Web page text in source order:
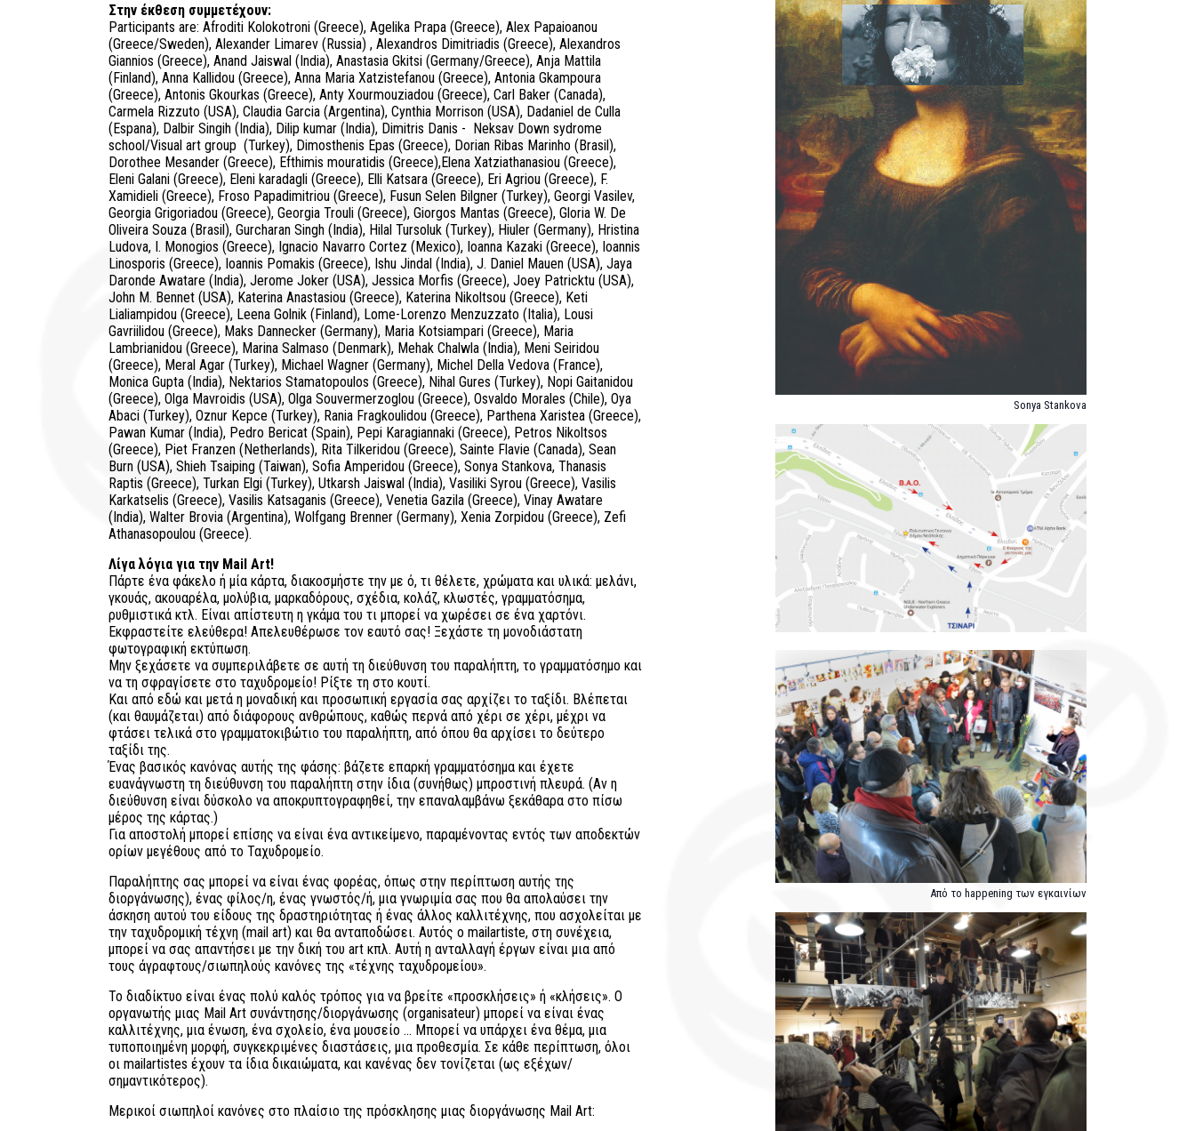
Στην έκθεση συμμετέχουν:
Participants are: Afroditi Kolokotroni (Greece), Agelika Prapa (Greece), Alex Papaioanou
(Greece/Sweden), Alexander Limarev (Russia) , Alexandros Dimitriadis (Greece), Alexandros
Giannios (Greece), Anand Jaiswal (India), Anastasia Gkitsi (Germany/Greece), Anja Mattila
(Finland), Anna Kallidou (Greece), Anna Maria Xatzistefanou (Greece), Antonia Gkampoura
(Greece), Antonis Gkourkas (Greece), Anty Xourmouziadou (Greece), Carl Baker (Canada),
Carmela Rizzuto (USA), Claudia Garcia (Argentina), Cynthia Morrison (USA), Dadaniel de Culla
(Espana), Dalbir Singih (India), Dilip kumar (India), Dimitris Danis - Neksav Down sydrome
school/Visual art group (Turkey), Dimosthenis Epas (Greece), Dorian Ribas Marinho (Brasil),
Dorothee Mesander (Greece), Efthimis mouratidis (Greece),Elena Xatziathanasiou (Greece),
Eleni Galani (Greece), Eleni karadagli (Greece), Elli Katsara (Greece), Eri Agriou (Greece), F.
Xamidieli (Greece), Froso Papadimitriou (Greece), Fusun Selen Bilgner (Turkey), Georgi Vasilev,
Georgia Grigoriadou (Greece), Georgia Trouli (Greece), Giorgos Mantas (Greece), Gloria W. De
Oliveira Souza (Brasil), Gurcharan Singh (India), Hilal Tursoluk (Turkey), Hiuler (Germany), Hristina
Ludova, I. Monogios (Greece), Ignacio Navarro Cortez (Mexico), Ioanna Kazaki (Greece), Ioannis
Linosporis (Greece), Ioannis Pomakis (Greece), Ishu Jindal (India), J. Daniel Mauen (USA), Jaya
Daronde Awatare (India), Jerome Joker (USA), Jessica Morfis (Greece), Joey Patricktu (USA),
John M. Bennet (USA), Katerina Anastasiou (Greece), Katerina Nikoltsou (Greece), Keti
Lialiampidou (Greece), Leena Golnik (Finland), Lome-Lorenzo Menzuzzato (Italia), Lousi
Gavriilidou (Greece), Maks Dannecker (Germany), Maria Kotsiampari (Greece), Maria
Lambrianidou (Greece), Marina Salmaso (Denmark), Mehak Chalwla (India), Meni Seiridou
(Greece), Meral Agar (Turkey), Michael Wagner (Germany), Michel Della Vedova (France),
Monica Gupta (India), Nektarios Stamatopoulos (Greece), Nihal Gures (Turkey), Nopi Gaitanidou
(Greece), Olga Mavroidis (USA), Olga Souvermerzoglou (Greece), Osvaldo Morales (Chile), Oya
Abaci (Turkey), Oznur Kepce (Turkey), Rania Fragkoulidou (Greece), Parthena Xaristea (Greece),
Pawan Kumar (India), Pedro Bericat (Spain), Pepi Karagiannaki (Greece), Petros Nikoltsos
(Greece), Piet Franzen (Netherlands), Rita Tilkeridou (Greece), Sainte Flavie (Canada), Sean
Burn (USA), Shieh Tsaiping (Taiwan), Sofia Amperidou (Greece), Sonya Stankova, Thanasis
Raptis (Greece), Turkan Elgi (Turkey), Utkarsh Jaiswal (India), Vasiliki Syrou (Greece), Vasilis
Karkatselis (Greece), Vasilis Katsaganis (Greece), Venetia Gazila (Greece), Vinay Awatare
(India), Walter Brovia (Argentina), Wolfgang Brenner (Germany), Xenia Zorpidou (Greece), Zefi
Athanasopoulou (Greece).
Λίγα λόγια για την Mail Art!
Πάρτε ένα φάκελο ή μία κάρτα, διακοσμήστε την με ό, τι θέλετε, χρώματα και υλικά: μελάνι,
γκουάς, ακουαρέλα, μολύβια, μαρκαδόρους, σχέδια, κολάζ, κλωστές, γραμματόσημα,
ρυθμιστικά κτλ. Είναι απίστευτη η γκάμα του τι μπορεί να χωρέσει σε ένα χαρτόνι.
Εκφραστείτε ελεύθερα! Απελευθέρωσε τον εαυτό σας! Ξεχάστε τη μονοδιάστατη
φωτογραφική εκτύπωση.
Μην ξεχάσετε να συμπεριλάβετε σε αυτή τη διεύθυνση του παραλήπτη, το γραμματόσημο και
να τη σφραγίσετε στο ταχυδρομείο! Ρίξτε τη στο κουτί.
Και από εδώ και μετά η μοναδική και προσωπική εργασία σας αρχίζει το ταξίδι. Βλέπεται
(και θαυμάζεται) από διάφορους ανθρώπους, καθώς περνά από χέρι σε χέρι, μέχρι να
φτάσει τελικά στο γραμματοκιβώτιο του παραλήπτη, από όπου θα αρχίσει το δεύτερο
ταξίδι της.
Ένας βασικός κανόνας αυτής της φάσης: βάζετε επαρκή γραμματόσημα και έχετε
ευανάγνωστη τη διεύθυνση του παραλήπτη στην ίδια (συνήθως) μπροστινή πλευρά. (Αν η
διεύθυνση είναι δύσκολο να αποκρυπτογραφηθεί, την επαναλαμβάνω ξεκάθαρα στο πίσω
μέρος της κάρτας.)
Για αποστολή μπορεί επίσης να είναι ένα αντικείμενο, παραμένοντας εντός των αποδεκτών
ορίων μεγέθους από το Ταχυδρομείο.
Παραλήπτης σας μπορεί να είναι ένας φορέας, όπως στην περίπτωση αυτής της
διοργάνωσης), ένας φίλος/η, ένας γνωστός/ή, μια γνωριμία σας που θα απολαύσει την
άσκηση αυτού του είδους της δραστηριότητας ή ένας άλλος καλλιτέχνης, που ασχολείται με
την ταχυδρομική τέχνη (mail art) και θα ανταποδώσει. Αυτός ο mailartiste, στη συνέχεια,
μπορεί να σας απαντήσει με την δική του art κπλ. Αυτή η ανταλλαγή έργων είναι μια από
τους άγραφτους/σιωπηλούς κανόνες της «τέχνης ταχυδρομείου».
Το διαδίκτυο είναι ένας πολύ καλός τρόπος για να βρείτε «προσκλήσεις» ή «κλήσεις». Ο
οργανωτής μιας Mail Art συνάντησης/διοργάνωσης (organisateur) μπορεί να είναι ένας
καλλιτέχνης, μια ένωση, ένα σχολείο, ένα μουσείο … Μπορεί να υπάρχει ένα θέμα, μια
τυποποιημένη μορφή, συγκεκριμένες διαστάσεις, μια προθεσμία. Σε κάθε περίπτωση, όλοι
οι mailartistes έχουν τα ίδια δικαιώματα, και κανένας δεν τονίζεται (ως εξέχων/
σημαντικότερος).
Μερικοί σιωπηλοί κανόνες στο πλαίσιο της πρόσκλησης μιας διοργάνωσης Mail Art: